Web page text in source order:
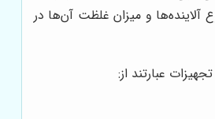
و میزان غلظت آن‌ها در
عبارتند از: